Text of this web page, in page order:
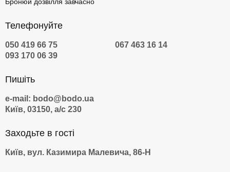
Телефонуйте
050 419 66 75
067 463 16 14
093 170 06 39
Пишіть
e-mail: bodo@bodo.ua
Київ, 03150, а/с 230
Заходьте в гості
Київ, вул. Казимира Малевича, 86-Н